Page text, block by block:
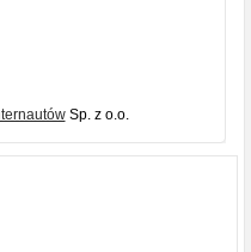
Sp. z o.o.